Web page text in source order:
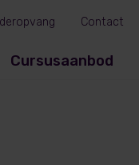
Cursusaanbod
Contact